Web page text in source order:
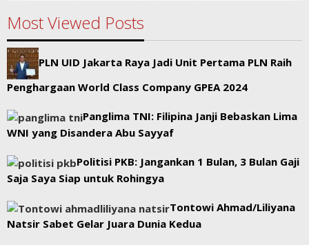
Most Viewed Posts
PLN UID Jakarta Raya Jadi Unit Pertama PLN Raih
Penghargaan World Class Company GPEA 2024
Panglima TNI: Filipina Janji Bebaskan Lima
WNI yang Disandera Abu Sayyaf
Politisi PKB: Jangankan 1 Bulan, 3 Bulan Gaji
Saja Saya Siap untuk Rohingya
Tontowi Ahmad/Liliyana
Natsir Sabet Gelar Juara Dunia Kedua